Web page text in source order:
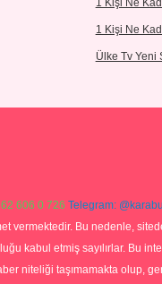
1 Kişi Ne
1 Kişi Ne
Ülke Tv Yeni
606 0 726 Telegram: @karabul
vermektedir. Bu nedenle,
kabul etmiş sayılırlar. Bu
niteliği taşımamakta olup,